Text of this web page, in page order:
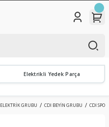
Elektrikli Yedek Parça
ELEKTRİK GRUBU CDI BEYİN GRUBU CDI